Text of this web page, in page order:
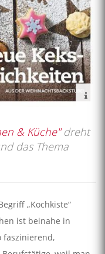
& Küche"dreht
das Thema
„Kochkiste“
ist beinahe in
faszinierend,